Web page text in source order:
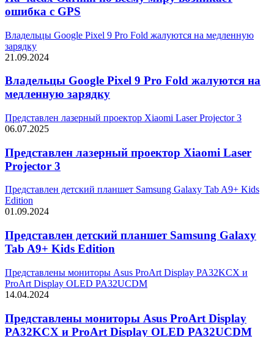
ошибка с GPS
Владельцы Google Pixel 9 Pro Fold жалуются на медленную
зарядку
21.09.2024
Владельцы Google Pixel 9 Pro Fold жалуются на
медленную зарядку
Представлен лазерный проектор Xiaomi Laser Projector 3
06.07.2025
Представлен лазерный проектор Xiaomi Laser
Projector 3
Представлен детский планшет Samsung Galaxy Tab A9+ Kids
Edition
01.09.2024
Представлен детский планшет Samsung Galaxy
Tab A9+ Kids Edition
Представлены мониторы Asus ProArt Display PA32KCX и
ProArt Display OLED PA32UCDM
14.04.2024
Представлены мониторы Asus ProArt Display
PA32KCX и ProArt Display OLED PA32UCDM